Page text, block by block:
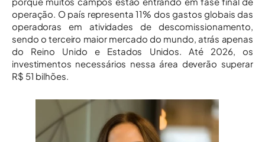
operação. O país representa 11% dos gastos globais das
operadoras em atividades de descomissionamento,
sendo o terceiro maior mercado do mundo, atrás apenas
do Reino Unido e Estados Unidos. Até 2026, os
investimentos necessários nessa área deverão superar
R$ 51 bilhões.